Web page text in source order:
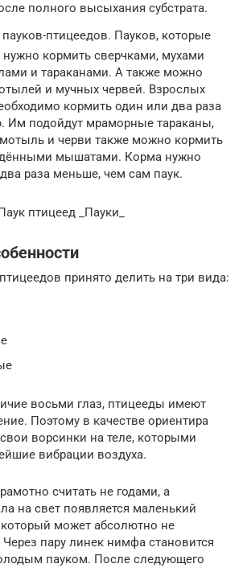
полного высыхания субстрата.
птицеедов. Пауков, которые
кормить сверчками, мухами
и тараканами. А также можно
и мучных червей. Взрослых
кормить один или два раза
Им подойдут мраморные тараканы,
и черви также можно кормить
мышатами. Корма нужно
раза меньше, чем сам паук.
птицеед _Пауки_
принято делить на три вида:
восьми глаз, птицееды имеют
Поэтому в качестве ориентира
ворсинки на теле, которыми
вибрации воздуха.
считать не годами, а
на свет появляется маленький
может абсолютно не
пару линек нимфа становится
пауком. После следующего